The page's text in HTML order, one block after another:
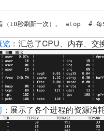
（10秒刷新一次）。 atop  #
览 ：汇总了CPU、内存、交
：展示了各个进程的资源消耗